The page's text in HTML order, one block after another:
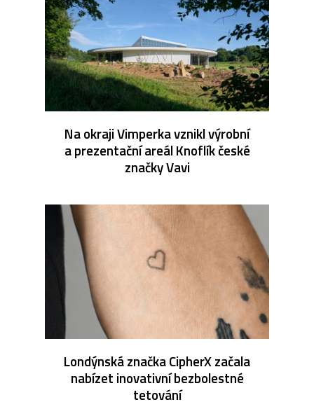
Na okraji Vimperka vznikl výrobní
a prezentační areál Knoflík české
značky Vavi
Londýnská značka CipherX začala
nabízet inovativní bezbolestné
tetování